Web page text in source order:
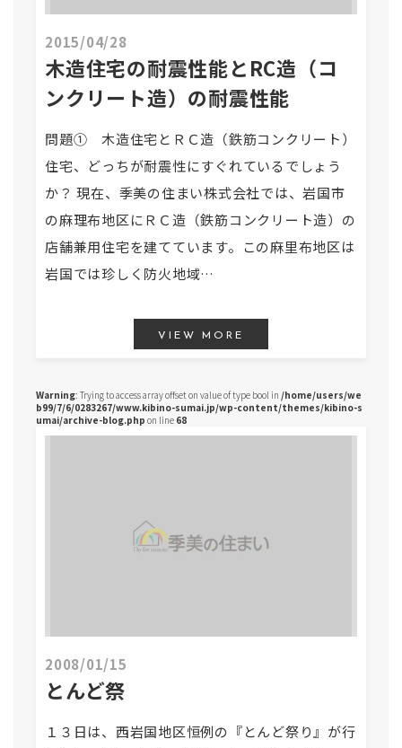
2015/04/28
木造住宅の耐震性能とRC造（コ
ンクリート造）の耐震性能
問題① 木造住宅とＲＣ造（鉄筋コンクリート）
住宅、どっちが耐震性にすぐれているでしょう
か？ 現在、季美の住まい株式会社では、岩国市
の麻理布地区にＲＣ造（鉄筋コンクリート造）の
店舗兼用住宅を建てています。この麻里布地区は
岩国では珍しく防火地域…
VIEW MORE
Warning: Trying to access array offset on value of type bool in /home/users/we
b99/7/6/0283267/www.kibino-sumai.jp/wp-content/themes/kibino-s
umai/archive-blog.php on line 68
2008/01/15
とんど祭
１３日は、西岩国地区恒例の『とんど祭り』が行